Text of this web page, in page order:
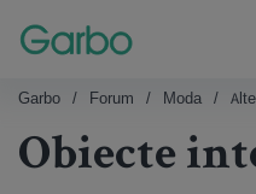
Garbo Forum Moda
Obiecte